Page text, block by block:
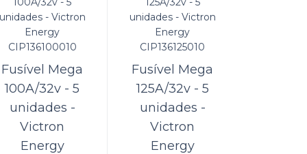
60-
baterias.
ORÇAMENTO
Comparar
Lista de Desejos
Fusível Mega
100A/32v - 5
unidades -
Victron
Energy
Fusível Mega
125A/32v - 5
unidades -
Victron
Energy